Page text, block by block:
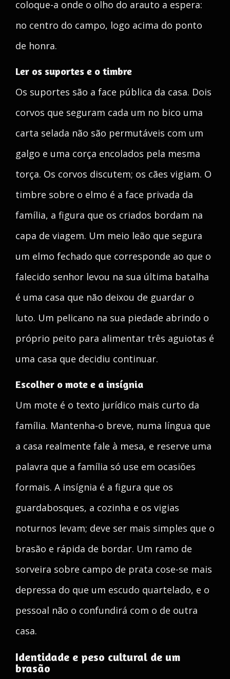
coloque-a onde o olho do arauto a espera:
no centro do campo, logo acima do ponto
de honra.
Ler os suportes e o timbre
Os suportes são a face pública da casa. Dois
corvos que seguram cada um no bico uma
carta selada não são permutáveis com um
galgo e uma corça encolados pela mesma
torça. Os corvos discutem; os cães vigiam. O
timbre sobre o elmo é a face privada da
família, a figura que os criados bordam na
capa de viagem. Um meio leão que segura
um elmo fechado que corresponde ao que o
falecido senhor levou na sua última batalha
é uma casa que não deixou de guardar o
luto. Um pelicano na sua piedade abrindo o
próprio peito para alimentar três aguiotas é
uma casa que decidiu continuar.
Escolher o mote e a insígnia
Um mote é o texto jurídico mais curto da
família. Mantenha-o breve, numa língua que
a casa realmente fale à mesa, e reserve uma
palavra que a família só use em ocasiões
formais. A insígnia é a figura que os
guardabosques, a cozinha e os vigias
noturnos levam; deve ser mais simples que o
brasão e rápida de bordar. Um ramo de
sorveira sobre campo de prata cose-se mais
depressa do que um escudo quartelado, e o
pessoal não o confundirá com o de outra
casa.
Identidade e peso cultural de um
brasão